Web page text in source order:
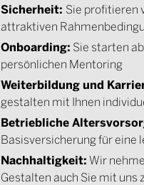
Sicherheit: Sie profitieren
attraktiven
Onboarding: Sie starten
persönlichen Mentoring
Weiterbildung und
gestalten mit Ihnen
Betriebliche
Basisversicherung für eine
Nachhaltigkeit:Wir
Gestalten auch Sie mit